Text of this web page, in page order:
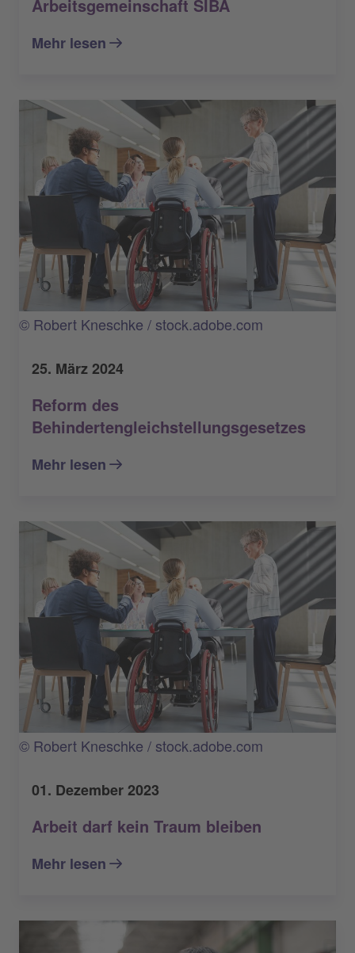
Arbeitsgemeinschaft SIBA
Mehr lesen
© Robert Kneschke / stock.adobe.com
25. März 2024
Reform des
Behindertengleichstellungsgesetzes
Mehr lesen
© Robert Kneschke / stock.adobe.com
01. Dezember 2023
Arbeit darf kein Traum bleiben
Mehr lesen